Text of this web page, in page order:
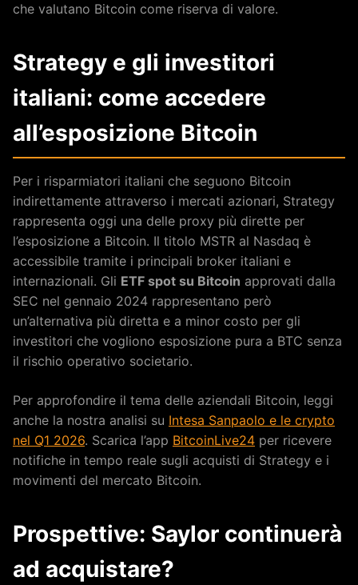
che valutano Bitcoin come riserva di valore.
Strategy e gli investitori
italiani: come accedere
all’esposizione Bitcoin
Per i risparmiatori italiani che seguono Bitcoin
indirettamente attraverso i mercati azionari, Strategy
rappresenta oggi una delle proxy più dirette per
l’esposizione a Bitcoin. Il titolo MSTR al Nasdaq è
accessibile tramite i principali broker italiani e
internazionali. Gli ETF spot su Bitcoin approvati dalla
SEC nel gennaio 2024 rappresentano però
un’alternativa più diretta e a minor costo per gli
investitori che vogliono esposizione pura a BTC senza
il rischio operativo societario.
Per approfondire il tema delle aziendali Bitcoin, leggi
anche la nostra analisi su Intesa Sanpaolo e le crypto
nel Q1 2026. Scarica l’app BitcoinLive24 per ricevere
notifiche in tempo reale sugli acquisti di Strategy e i
movimenti del mercato Bitcoin.
Prospettive: Saylor continuerà
ad acquistare?